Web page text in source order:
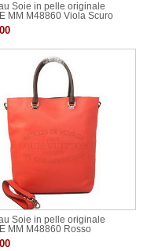
Soie in pelle originale
MM M48860 Viola Scuro
Soie in pelle originale
MM M48860 Rosso